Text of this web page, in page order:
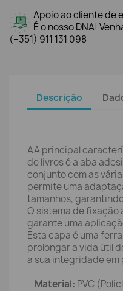
Apoio ao cliente de
É o nosso DNA!
(+351) 911 131 098
Descrição
AA principal
de livros é a aba
conjunto com as
permite uma
tamanhos,
O sistema de fixação
garante uma
Esta capa é uma
prolongar a vida útil
a sua integridade
Material: PVC